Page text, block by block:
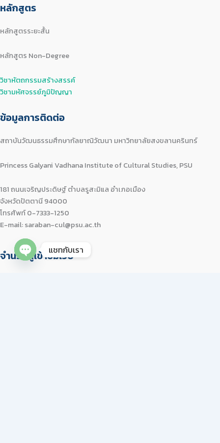
หลักสูตร
หลักสูตรระยะสั้น
หลักสูตร Non-Degree
วิชาหัตถกรรมสร้างสรรค์
วิชามหัศจรรย์ภูมิปัญญา
ข้อมูลการติดต่อ
สถาบันวัฒนธรรมศึกษากัลยาณิวัฒนา มหาวิทยาลัยสงขลานครินทร์
Princess Galyani Vadhana Institute of Cultural Studies, PSU
181 ถนนเจริญประดิษฐ์ ตำบลรูสะมิแล อำเภอเมือง
จังหวัดปัตตานี 94000
โทรศัพท์ 0-7333-1250
E-mail: saraban-cul@psu.ac.th
จำนวนผู้เข้าชมเว็บ
แชทกับเรา
Open chaty